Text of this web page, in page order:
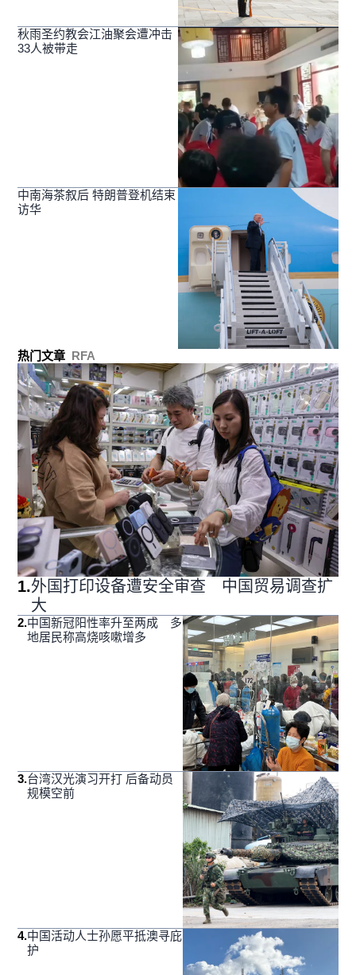
秋雨圣约教会江油聚会遭冲击
33人被带走
中南海茶叙后 特朗普登机结束
访华
热门文章 RFA
1.外国打印设备遭安全审查 中国贸易调查扩
大
2.中国新冠阳性率升至两成 多
地居民称高烧咳嗽增多
3.台湾汉光演习开打 后备动员
规模空前
4.中国活动人士孙愿平抵澳寻庇
护